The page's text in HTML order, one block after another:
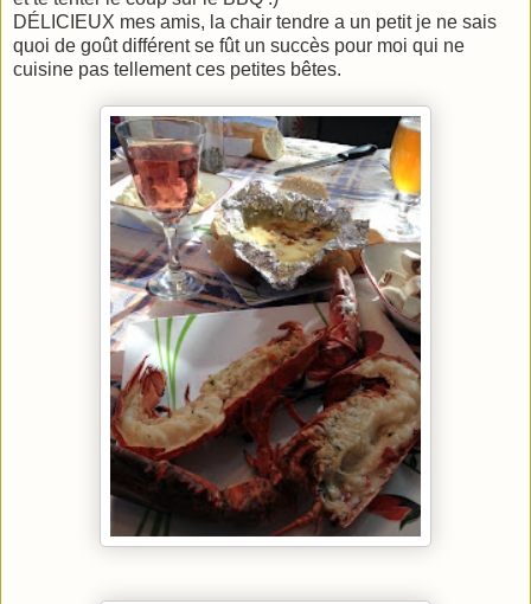
DÉLICIEUX mes amis, la chair tendre a un petit je ne sais
quoi de goût différent se fût un succès pour moi qui ne
cuisine pas tellement ces petites bêtes.